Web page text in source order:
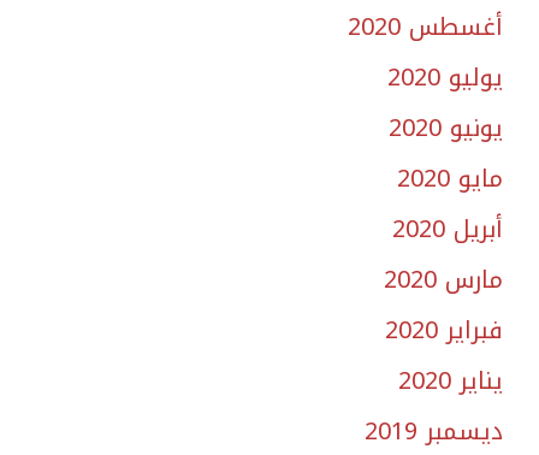
أغسطس 2020
يوليو 2020
يونيو 2020
مايو 2020
أبريل 2020
مارس 2020
فبراير 2020
يناير 2020
ديسمبر 2019